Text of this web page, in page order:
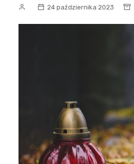
24 października 2023